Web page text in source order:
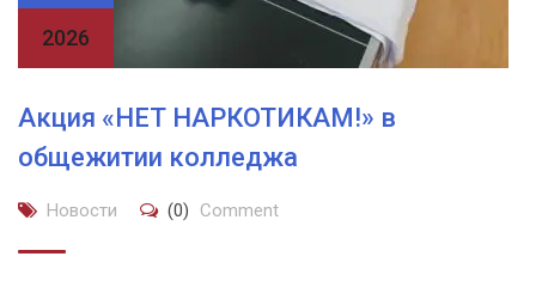
2026
Акция «НЕТ НАРКОТИКАМ!» в
общежитии колледжа
Новости (0) Comment